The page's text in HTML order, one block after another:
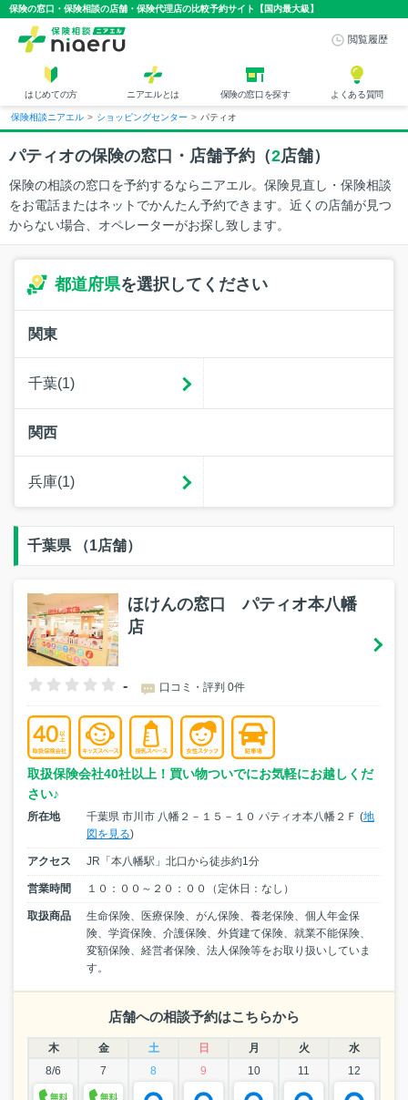
保険の窓口・保険相談の店舗・保険代理店の比較予約サイト【国内最大級】
閲覧履歴
はじめての方 ニアエルとは 保険の窓口を探す よくある質問
保険相談ニアエル > ショッピングセンター > パティオ
パティオの保険の窓口・店舗予約（2店舗）
保険の相談の窓口を予約するならニアエル。保険見直し・保険相談
をお電話またはネットでかんたん予約できます。近くの店舗が見つ
からない場合、オペレーターがお探し致します。
都道府県を選択してください
関東
千葉(1)
関西
兵庫(1)
千葉県 （1店舗）
ほけんの窓口 パティオ本八幡
店
- 口コミ・評判 0件
取扱保険会社40社以上！買い物ついでにお気軽にお越しくだ
さい♪
所在地 千葉県 市川市 八幡２－１５－１０ パティオ本八幡２Ｆ (地
図を見る)
アクセス JR「本八幡駅」北口から徒歩約1分
営業時間 １０：００～２０：００（定休日：なし）
取扱商品
生命保険、医療保険、がん保険、養老保険、個人年金保
険、学資保険、介護保険、外貨建て保険、就業不能保険、
変額保険、経営者保険、法人保険等をお取り扱いしていま
す。
店舗への相談予約はこちらから
木 金 土 日 月 火
水
8/6
7 8 9 10 11 12